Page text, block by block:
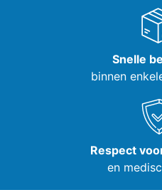
Snelle
binnen
Respect
en